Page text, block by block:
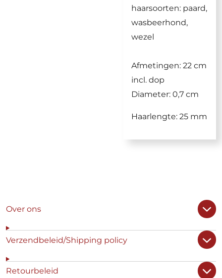
haarsoorten: paard,
wasbeerhond,
wezel
Afmetingen: 22 cm
incl. dop
Diameter: 0,7 cm
Haarlengte: 25 mm
Over ons
Verzendbeleid/Shipping policy
Retourbeleid